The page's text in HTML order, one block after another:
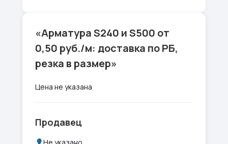
«Арматура S240 и S500 от
0,50 руб./м: доставка по РБ,
резка в размер»
Цена не указана
Продавец